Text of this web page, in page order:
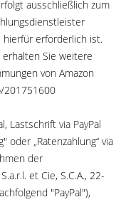
ausschließlich zum
hierfür erforderlich ist.
Sie weitere
von Amazon
201751600
Lastschrift via PayPal
oder „Ratenzahlung“ via
der
et Cie, S.C.A., 22-
"PayPal"),